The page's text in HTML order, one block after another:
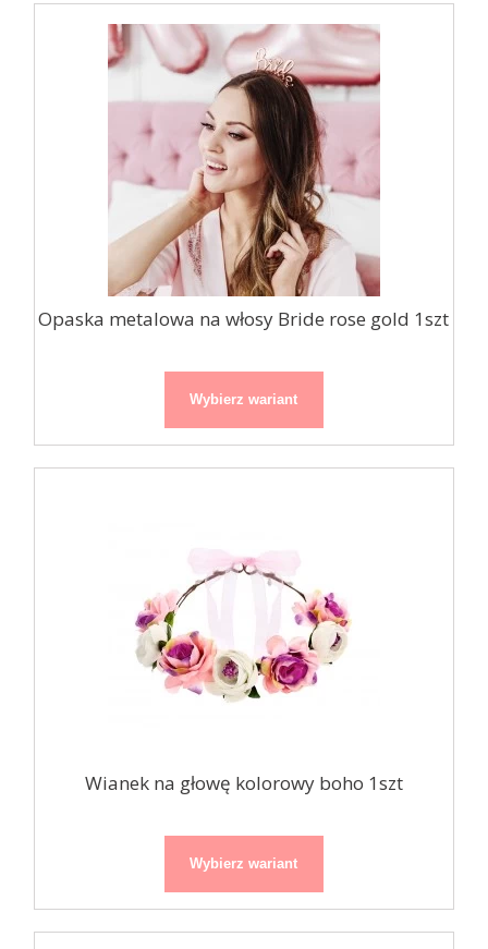
Opaska metalowa na włosy Bride rose gold 1szt
Wybierz wariant
Wianek na głowę kolorowy boho 1szt
Wybierz wariant